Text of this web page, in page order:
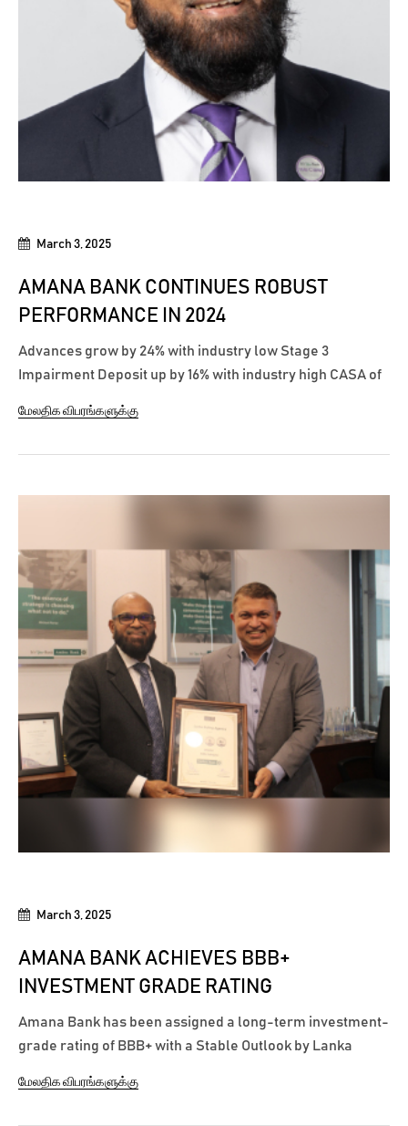
March 3, 2025
AMANA BANK CONTINUES ROBUST
PERFORMANCE IN 2024
Advances grow by 24% with industry low Stage 3
Impairment Deposit up by 16% with industry high CASA of
28% to reach LKR 1.8 bn Amana Bank PLC continued its
மேலதிக விபரங்களுக்கு
March 3, 2025
AMANA BANK ACHIEVES BBB+
INVESTMENT GRADE RATING
Amana Bank has been assigned a long-term investment-
grade rating of BBB+ with a Stable Outlook by Lanka
assessment. LRA is an independent credit rating agency
மேலதிக விபரங்களுக்கு